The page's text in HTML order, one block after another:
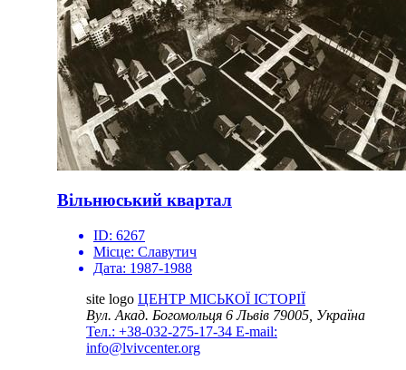
Вільнюський квартал
ID: 6267
Місце: Славутич
Дата: 1987-1988
site logo ЦЕНТР МІСЬКОЇ ІСТОРІЇ
Вул. Акад. Богомольця 6Львів 79005, Україна
Тел.: +38-032-275-17-34 E-mail:
info@lvivcenter.org